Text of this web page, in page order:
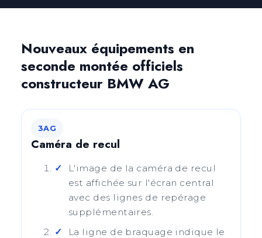
Nouveaux équipements en
seconde montée officiels
constructeur BMW AG
3AG
Caméra de recul
L'image de la caméra de recul
est affichée sur l'écran central
avec des lignes de repérage
supplémentaires.
La ligne de braquage indique le